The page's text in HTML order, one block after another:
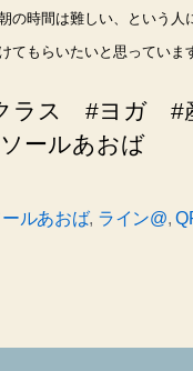
の時間は難しい、という人
もらいたいと思っていま
ラス #ヨガ #
ールあおば
ルあおば, ライン@,